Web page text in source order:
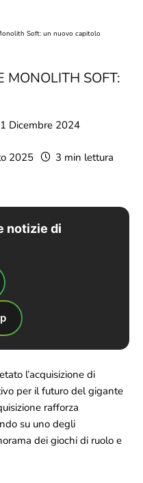
Soft: un nuovo capitolo
MONOLITH SOFT:
Dicembre 2024
2025 3 min lettura
notizie di
l’acquisizione di
per il futuro del gigante
rafforza
su uno degli
dei giochi di ruolo e